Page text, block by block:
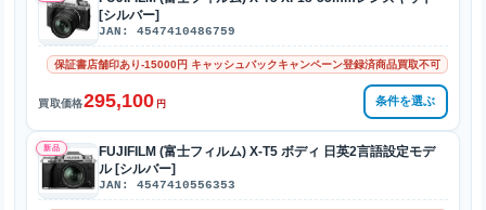
[シルバー]
JAN: 4547410486759
保証書店舗印あり-15000円 キャッシュバックキャンペーン登録済商品買取不可
買取価格295,100 円 条件を選ぶ
新品
FUJIFILM (富士フィルム) X-T5 ボディ 日英2言語設定モデ
ル [シルバー]
JAN: 4547410556353